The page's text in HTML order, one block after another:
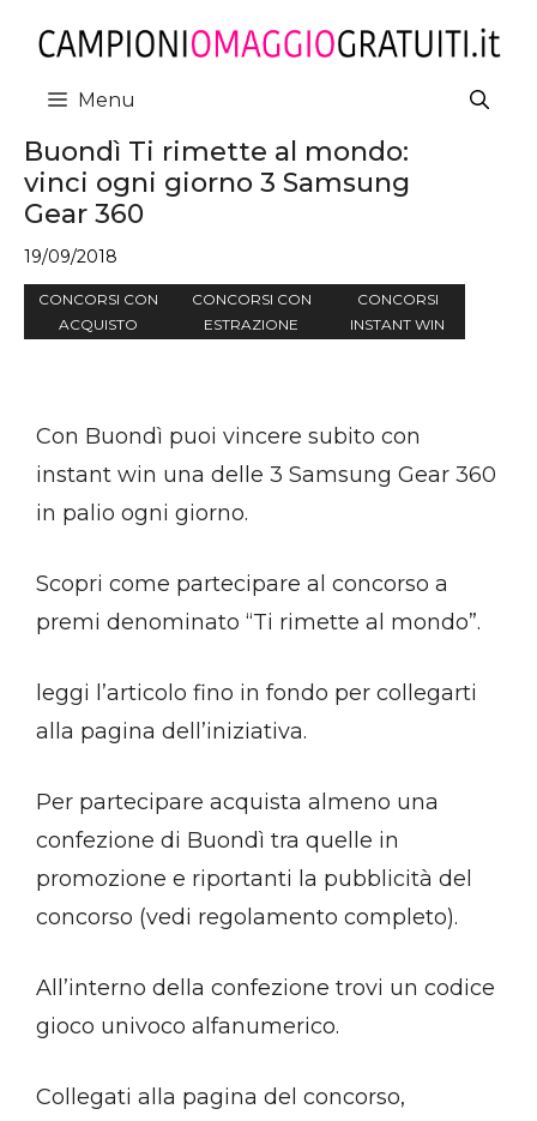
contenuto
Menu
Buondì Ti rimette al mondo:
vinci ogni giorno 3 Samsung
Gear 360
19/09/2018
CONCORSI CON
ACQUISTO
CONCORSI CON
ESTRAZIONE
CONCORSI
INSTANT WIN
Con Buondì puoi vincere subito con
instant win una delle 3 Samsung Gear 360
in palio ogni giorno.
Scopri come partecipare al concorso a
premi denominato “Ti rimette al mondo”.
leggi l’articolo fino in fondo per collegarti
alla pagina dell’iniziativa.
Per partecipare acquista almeno una
confezione di Buondì tra quelle in
promozione e riportanti la pubblicità del
concorso (vedi regolamento completo).
All’interno della confezione trovi un codice
gioco univoco alfanumerico.
Collegati alla pagina del concorso,